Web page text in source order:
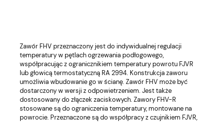
Zawór FHV przeznaczony jest do indywidualnej regulacji
temperatury w pętlach ogrzewania podłogowego,
współpracując z ogranicznikiem temperatury powrotu FJVR
lub głowicą termostatyczną RA 2994. Konstrukcja zaworu
umożliwia wbudowanie go w ścianę. Zawór FHV może być
dostarczony w wersji z odpowietrzeniem. Jest także
dostosowany do złączek zaciskowych. Zawory FHV-R
stosowane są do ograniczenia temperatury, montowane na
powrocie. Przeznaczone są do współpracy z czujnikiem FJVR,